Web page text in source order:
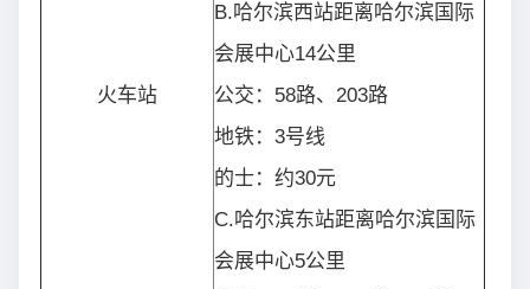
火车站
B.哈尔滨西站距离哈尔滨国际
会展中心14公里
公交：58路、203路
地铁：3号线
的士：约30元
C.哈尔滨东站距离哈尔滨国际
会展中心5公里